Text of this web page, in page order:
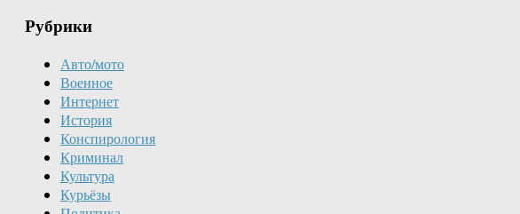
Рубрики
Авто/мото
Военное
Интернет
История
Конспирология
Криминал
Культура
Курьёзы